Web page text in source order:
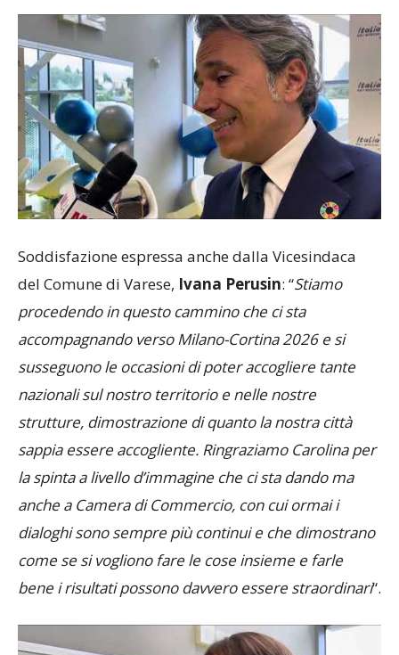
del Comune di Varese,Ivana Perusin: “Stiamo
procedendo in questo cammino che ci sta
accompagnando verso Milano-Cortina 2026 e si
susseguono le occasioni di poter accogliere tante
nazionali sul nostro territorio e nelle nostre
strutture, dimostrazione di quanto la nostra città
sappia essere accogliente. Ringraziamo Carolina per
la spinta a livello d’immagine che ci sta dando ma
anche a Camera di Commercio, con cui ormai i
dialoghi sono sempre più continui e che dimostrano
come se si vogliono fare le cose insieme e farle
bene i risultati possono davvero essere straordinari